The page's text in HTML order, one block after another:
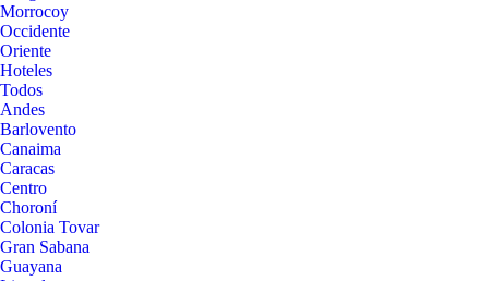
Morrocoy
Occidente
Oriente
Hoteles
Todos
Andes
Barlovento
Canaima
Caracas
Centro
Choroní
Colonia Tovar
Gran Sabana
Guayana